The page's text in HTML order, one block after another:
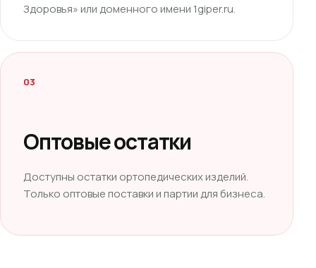
Здоровья» или доменного имени 1giper.ru.
03
Оптовые остатки
Доступны остатки ортопедических изделий.
Только оптовые поставки и партии для бизнеса.